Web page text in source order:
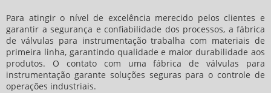
Para atingir o nível de excelência merecido pelos clientes e
garantir a segurança e confiabilidade dos processos, a fábrica
de válvulas para instrumentaçãotrabalha com materiais de
primeira linha, garantindo qualidade e maior durabilidade aos
produtos. O contato com umafábrica de válvulas para
instrumentação garante soluções seguras para o controle de
operações industriais.